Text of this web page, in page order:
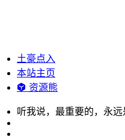
土豪点入
本站主页
资源熊
听我说，最重要的，永远